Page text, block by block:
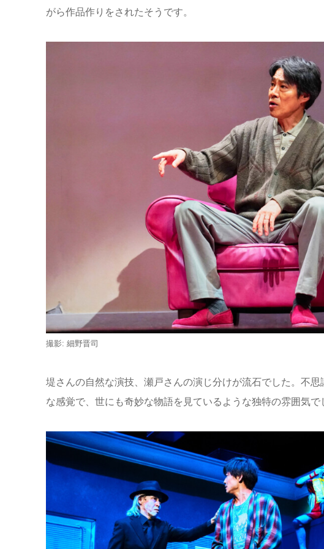
がら作品作りをされたそうです。
撮影: 細野晋司
堤さんの自然な演技、瀬戸さんの演じ分けが流石でした。不思
な感覚で、世にも奇妙な物語を見ているような独特の雰囲気で